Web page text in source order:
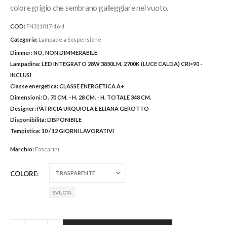
colore grigio che sembrano galleggiare nel vuoto.
COD: FN311017-16-1
Categoria: Lampade a Sospensione
Dimmer:NO, NON DIMMERABILE
Lampadina:LED INTEGRATO 28W 3850LM. 2700K (LUCE CALDA) CRI>90 -
INCLUSI
Classe energetica:CLASSE ENERGETICA A+
Dimensioni:D. 70 CM. - H. 28 CM. - H. TOTALE 348 CM.
Designer:PATRICIA URQUIOLA E ELIANA GEROTTO
Disponibilità:DISPONIBILE
Tempistica:10 / 12 GIORNI LAVORATIVI
Marchio: Foscarini
COLORE
SVUOTA